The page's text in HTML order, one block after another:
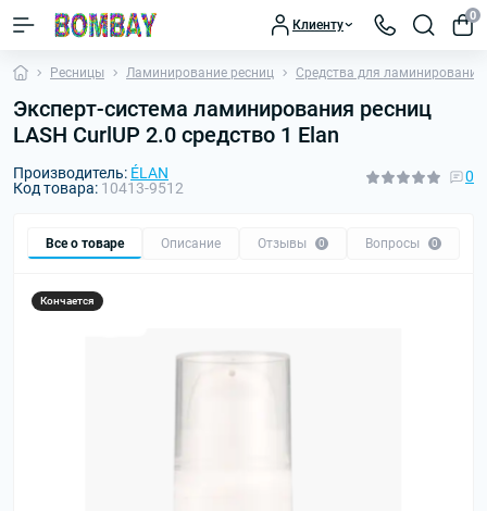
Клиенту
0
Ресницы Ламинирование ресниц Средства для ламинирования
Эксперт-система ламинирования ресниц
LASH CurlUP 2.0 средство 1 Elan
Производитель: ÉLAN
Код товара: 10413-9512
0
Все о товаре Описание Отзывы 0 Вопросы 0
Кончается